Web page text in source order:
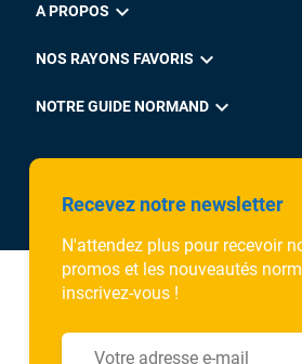
A PROPOS expand_more
NOS RAYONS FAVORIS expand_more
NOTRE GUIDE NORMAND expand_more
Recevez notre newsletter
N'attendez plus pour recevoir
promos et les nouveautés
inscrivez-vous !